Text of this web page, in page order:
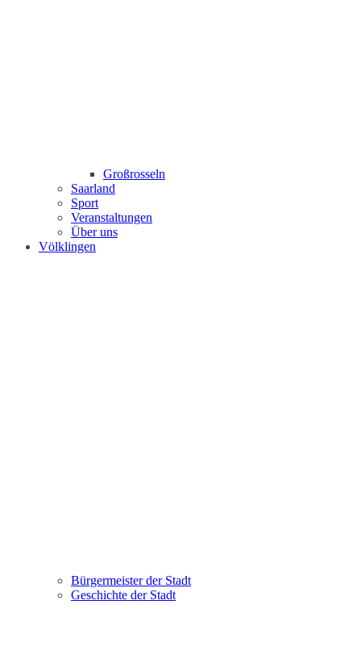
Großrosseln
Saarland
Sport
Veranstaltungen
Über uns
Völklingen
Bürgermeister der Stadt
Geschichte der Stadt